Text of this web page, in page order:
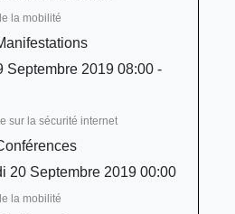
la mobilité
Septembre 2019 08:00 -
sur la sécurité internet
20 Septembre 2019 00:00
la mobilité